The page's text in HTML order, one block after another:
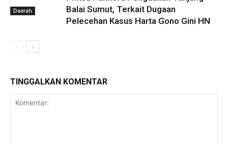
Daerah
Balai Sumut, Terkait Dugaan
Pelecehan Kasus Harta Gono Gini HN
TINGGALKAN KOMENTAR